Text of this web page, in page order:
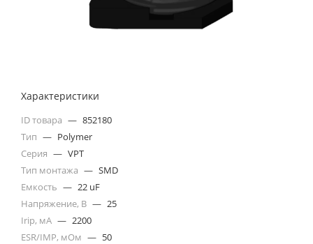
Характеристики
ID товара — 852180
Тип — Polymer
Серия — VPT
Тип монтажа — SMD
Емкость — 22 uF
Напряжение, В — 25
Irip, мА — 2200
ESR/IMP, мОм — 50